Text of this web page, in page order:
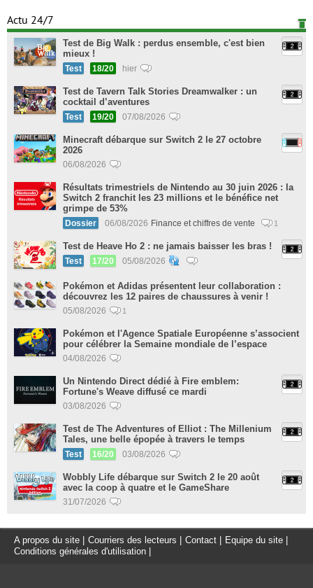
Actu 24/7
Test de Big Walk : perdus ensemble, c'est bien
mieux !
Test 18/20 hier
Test de Tavern Talk Stories Dreamwalker : un
cocktail d’aventures
Test 19/20 07/08/2026
Minecraft débarque sur Switch 2 le 27 octobre
2026
06/08/2026
Résultats trimestriels de Nintendo au 30 juin 2026 : la
Switch 2 franchit les 23 millions et le bénéfice net
grimpe de 53%
Dossier 06/08/2026 Finance et chiffres de vente 1
Test de Heave Ho 2 : ne jamais baisser les bras !
Test 17/20 05/08/2026
Pokémon et Adidas présentent leur collaboration :
découvrez les 12 paires de chaussures à venir !
05/08/2026 1
Pokémon et l'Agence Spatiale Européenne s’associent
pour célébrer la Semaine mondiale de l’espace
04/08/2026
Un Nintendo Direct dédié à Fire emblem:
Fortune's Weave diffusé ce mardi
03/08/2026
Test de The Adventures of Elliot : The Millenium
Tales, une belle épopée à travers le temps
Test 16/20 03/08/2026
Wobbly Life débarque sur Switch 2 le 20 août
avec la coop à quatre et le GameShare
31/07/2026
A propos du site Courriers des lecteurs Contact Equipe du site
Conditions générales d'utilisation